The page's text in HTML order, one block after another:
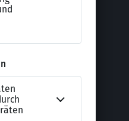
XING Impressum